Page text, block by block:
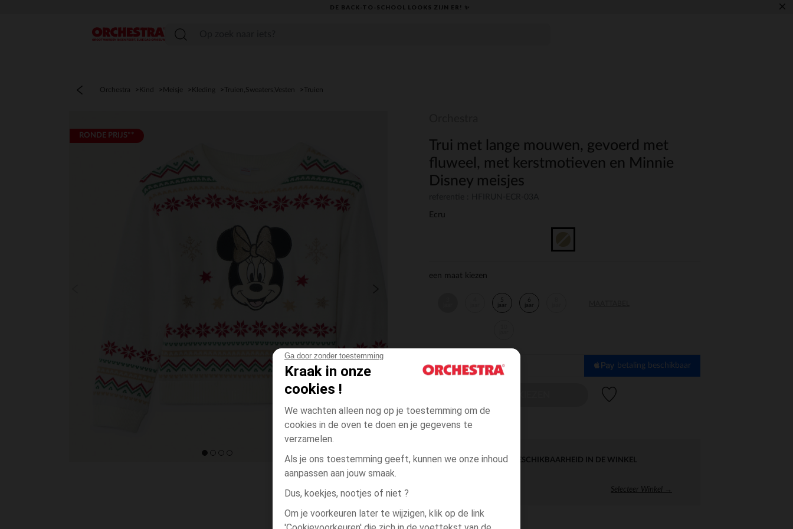
Ga door zonder toestemming
Kraak in onze
cookies !
We wachten alleen nog op je toestemming om de
cookies in de oven te doen en je gegevens te
verzamelen.
Als je ons toestemming geeft, kunnen we onze inhoud
aanpassen aan jouw smaak.
Dus, koekjes, nootjes of niet ?
Om je voorkeuren later te wijzigen, klik op de link
DE BACK-TO-SCHOOL LOOKS ZIJN ER! ✨ ×
menu
Orchestra Kind Meisje Kleding Truien,Sweaters,Vesten Truien
RONDE PRIJS**
Trui met lange mouwen, gevoerd met
fluweel, met kerstmotieven en Minnie
Disney meisjes
Ecru
een maat kiezen
5
jaar
6
jaar
betaling beschikbaar
DIRECTE BESCHIKBAARHEID IN DE WINKEL
Selecteer Winkel →